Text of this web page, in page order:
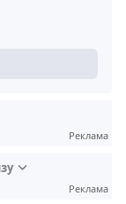
Реклама
Реклама